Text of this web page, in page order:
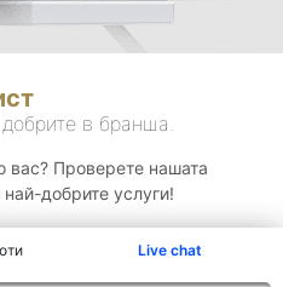
Live chat
в бранша.
вас? Проверете нашата
добрите услуги!